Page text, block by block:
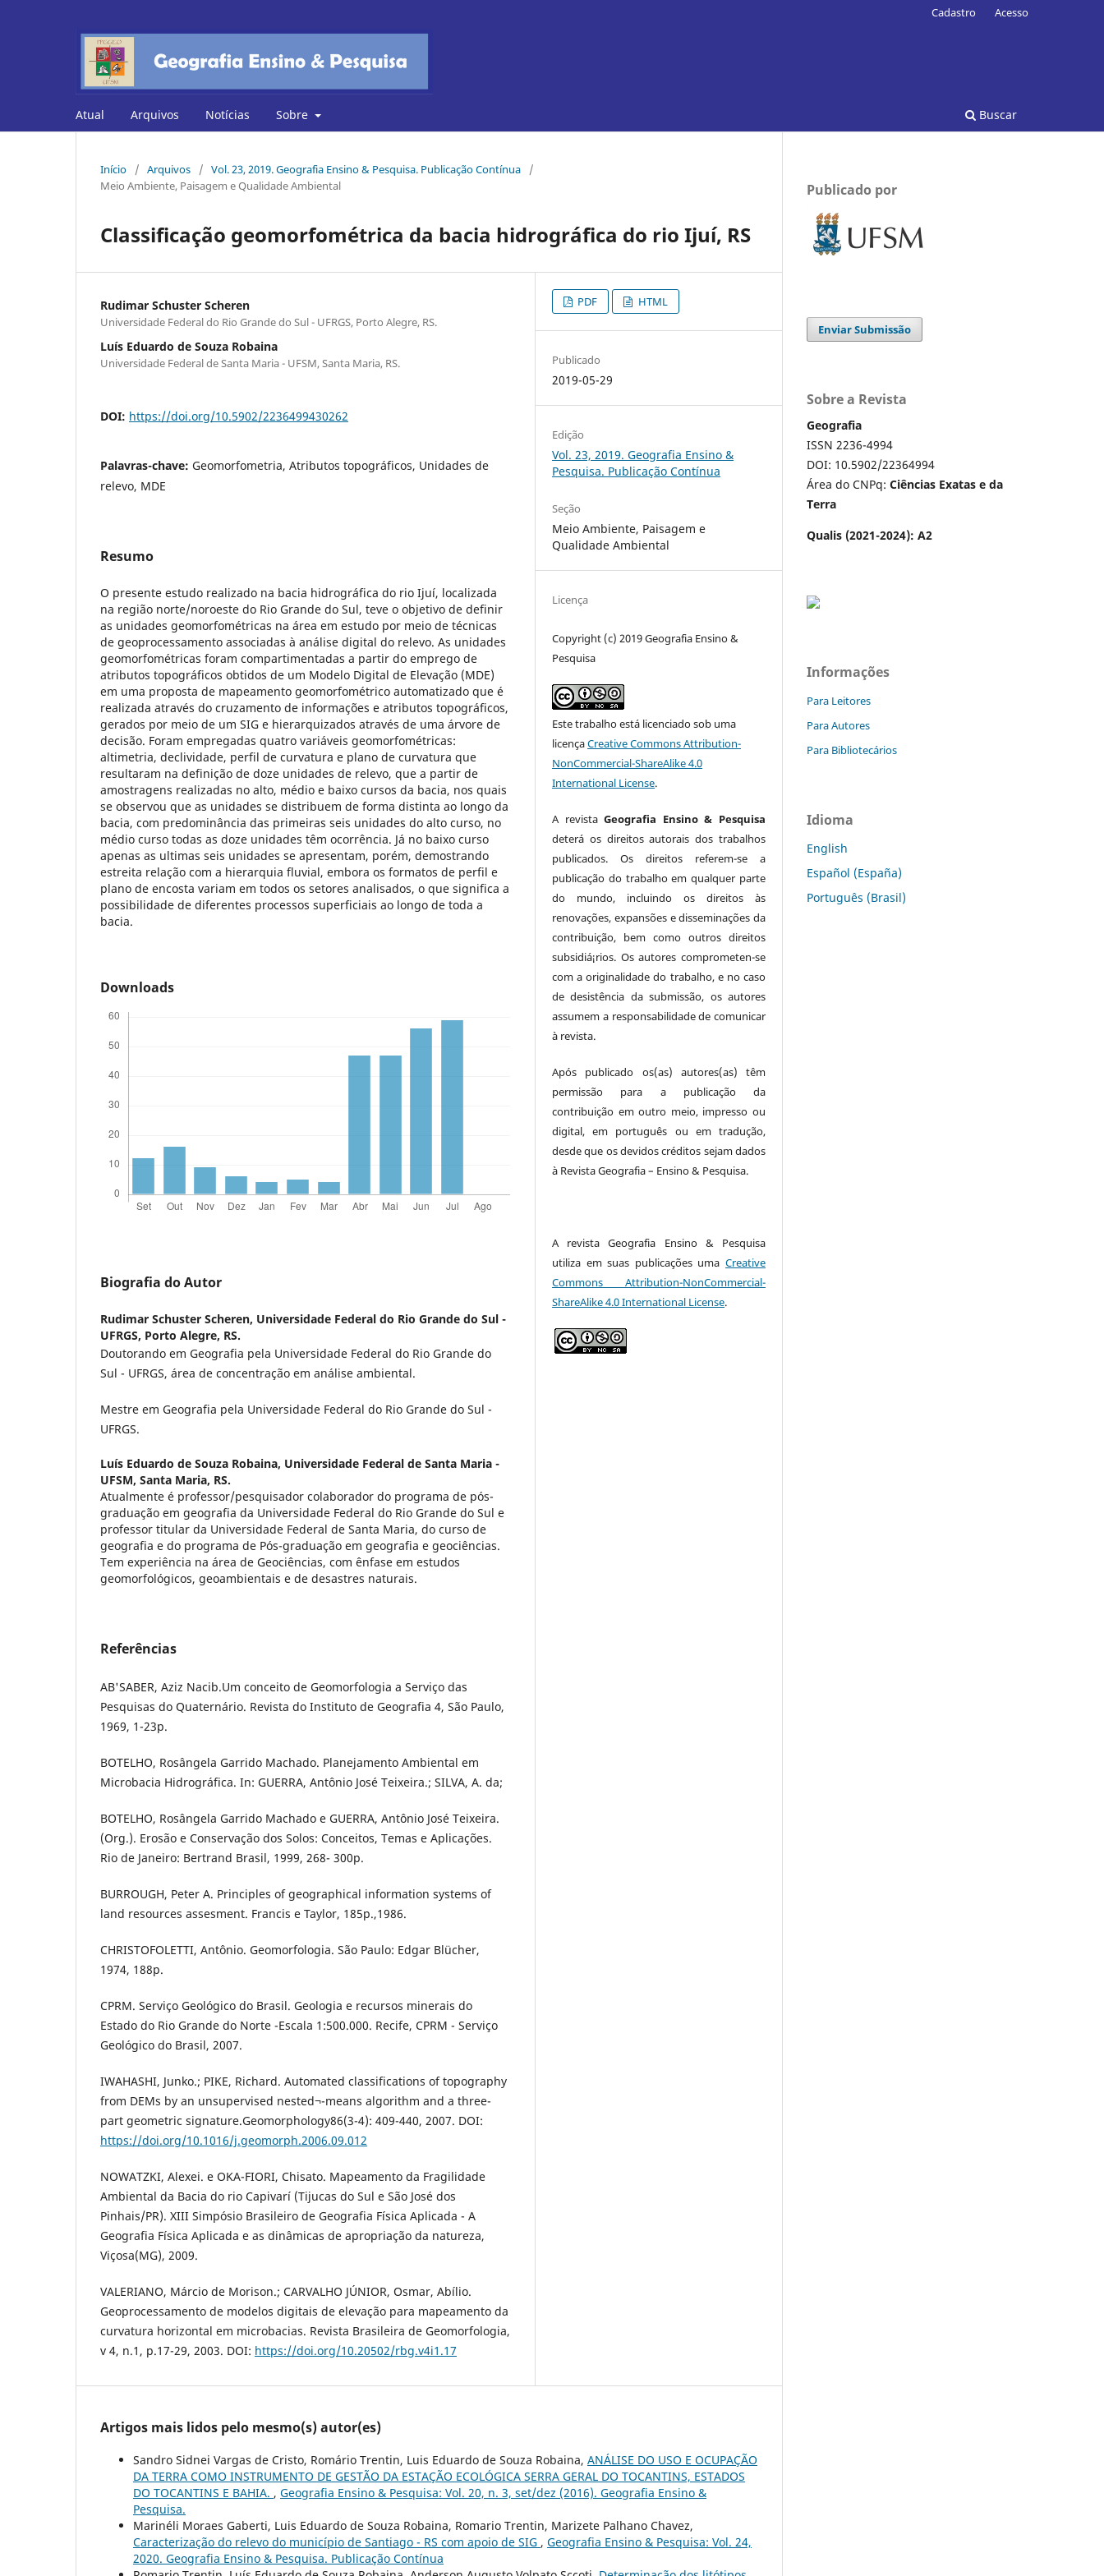
Atual Arquivos Notícias Sobre Buscar
Cadastro Acesso
Início / Arquivos / Vol. 23, 2019. Geografia Ensino & Pesquisa. Publicação Contínua
/
Meio Ambiente, Paisagem e Qualidade Ambiental
Classificação geomorfométrica da bacia hidrográfica do rio Ijuí, RS
Rudimar Schuster Scheren
Universidade Federal do Rio Grande do Sul - UFRGS, Porto Alegre, RS.
Luís Eduardo de Souza Robaina
Universidade Federal de Santa Maria - UFSM, Santa Maria, RS.
DOI: https://doi.org/10.5902/2236499430262
Palavras-chave: Geomorfometria, Atributos topográficos, Unidades de
relevo, MDE
Resumo
O presente estudo realizado na bacia hidrográfica do rio Ijuí, localizada
na região norte/noroeste do Rio Grande do Sul, teve o objetivo de definir
as unidades geomorfométricas na área em estudo por meio de técnicas
de geoprocessamento associadas à análise digital do relevo. As unidades
geomorfométricas foram compartimentadas a partir do emprego de
atributos topográficos obtidos de um Modelo Digital de Elevação (MDE)
em uma proposta de mapeamento geomorfométrico automatizado que é
realizada através do cruzamento de informações e atributos topográficos,
gerados por meio de um SIG e hierarquizados através de uma árvore de
decisão. Foram empregadas quatro variáveis geomorfométricas:
altimetria, declividade, perfil de curvatura e plano de curvatura que
resultaram na definição de doze unidades de relevo, que a partir de
amostragens realizadas no alto, médio e baixo cursos da bacia, nos quais
se observou que as unidades se distribuem de forma distinta ao longo da
bacia, com predominância das primeiras seis unidades do alto curso, no
médio curso todas as doze unidades têm ocorrência. Já no baixo curso
apenas as ultimas seis unidades se apresentam, porém, demostrando
estreita relação com a hierarquia fluvial, embora os formatos de perfil e
plano de encosta variam em todos os setores analisados, o que significa a
possibilidade de diferentes processos superficiais ao longo de toda a
bacia.
Downloads
Biografia do Autor
Rudimar Schuster Scheren, Universidade Federal do Rio Grande do Sul -
UFRGS, Porto Alegre, RS.
Doutorando em Geografia pela Universidade Federal do Rio Grande do
Sul - UFRGS, área de concentração em análise ambiental.
Mestre em Geografia pela Universidade Federal do Rio Grande do Sul -
UFRGS.
Luís Eduardo de Souza Robaina, Universidade Federal de Santa Maria -
UFSM, Santa Maria, RS.
Atualmente é professor/pesquisador colaborador do programa de pós-
graduação em geografia da Universidade Federal do Rio Grande do Sul e
professor titular da Universidade Federal de Santa Maria, do curso de
geografia e do programa de Pós-graduação em geografia e geociências.
Tem experiência na área de Geociências, com ênfase em estudos
geomorfológicos, geoambientais e de desastres naturais.
Referências
AB'SABER, Aziz Nacib.Um conceito de Geomorfologia a Serviço das
Pesquisas do Quaternário. Revista do Instituto de Geografia 4, São Paulo,
1969, 1-23p.
BOTELHO, Rosângela Garrido Machado. Planejamento Ambiental em
Microbacia Hidrográfica. In: GUERRA, Antônio José Teixeira.; SILVA, A. da;
BOTELHO, Rosângela Garrido Machado e GUERRA, Antônio José Teixeira.
(Org.). Erosão e Conservação dos Solos: Conceitos, Temas e Aplicações.
Rio de Janeiro: Bertrand Brasil, 1999, 268- 300p.
BURROUGH, Peter A. Principles of geographical information systems of
land resources assesment. Francis e Taylor, 185p.,1986.
CHRISTOFOLETTI, Antônio. Geomorfologia. São Paulo: Edgar Blücher,
1974, 188p.
CPRM. Serviço Geológico do Brasil. Geologia e recursos minerais do
Estado do Rio Grande do Norte -Escala 1:500.000. Recife, CPRM - Serviço
Geológico do Brasil, 2007.
IWAHASHI, Junko.; PIKE, Richard. Automated classifications of topography
from DEMs by an unsupervised nested¬-means algorithm and a three-
part geometric signature.Geomorphology86(3-4): 409-440, 2007. DOI:
https://doi.org/10.1016/j.geomorph.2006.09.012
NOWATZKI, Alexei. e OKA-FIORI, Chisato. Mapeamento da Fragilidade
Ambiental da Bacia do rio Capivarí (Tijucas do Sul e São José dos
Pinhais/PR). XIII Simpósio Brasileiro de Geografia Física Aplicada - A
Geografia Física Aplicada e as dinâmicas de apropriação da natureza,
Viçosa(MG), 2009.
VALERIANO, Márcio de Morison.; CARVALHO JÚNIOR, Osmar, Abílio.
Geoprocessamento de modelos digitais de elevação para mapeamento da
curvatura horizontal em microbacias. Revista Brasileira de Geomorfologia,
v 4, n.1, p.17-29, 2003. DOI: https://doi.org/10.20502/rbg.v4i1.17
PDF HTML
Publicado
2019-05-29
Edição
Vol. 23, 2019. Geografia Ensino &
Pesquisa. Publicação Contínua
Seção
Meio Ambiente, Paisagem e
Qualidade Ambiental
Licença
Copyright (c) 2019 Geografia Ensino &
Pesquisa
Este trabalho está licenciado sob uma
licençaCreative Commons Attribution-
NonCommercial-ShareAlike 4.0
International License.
A revistaGeografia Ensino & Pesquisa
deterá os direitos autorais dos trabalhos
publicados. Os direitos referem-se a
publicação do trabalho em qualquer parte
do mundo, incluindo os direitos às
renovações, expansões e disseminações da
contribuição, bem como outros direitos
subsidiá¡rios. Os autores comprometen-se
com a originalidade do trabalho, e no caso
de desistência da submissão, os autores
assumem a responsabilidade de comunicar
à revista.
Após publicado os(as) autores(as) têm
permissão para a publicação da
contribuição em outro meio, impresso ou
digital, em português ou em tradução,
desde que os devidos créditos sejam dados
à Revista Geografia – Ensino & Pesquisa.
A revista Geografia Ensino & Pesquisa
utiliza em suas publicações uma Creative
Commons Attribution-NonCommercial-
ShareAlike 4.0 International License.
Artigos mais lidos pelo mesmo(s) autor(es)
Sandro Sidnei Vargas de Cristo, Romário Trentin, Luis Eduardo de Souza Robaina, ANÁLISE DO USO E OCUPAÇÃO
DA TERRA COMO INSTRUMENTO DE GESTÃO DA ESTAÇÃO ECOLÓGICA SERRA GERAL DO TOCANTINS, ESTADOS
DO TOCANTINS E BAHIA. , Geografia Ensino & Pesquisa: Vol. 20, n. 3, set/dez (2016). Geografia Ensino &
Pesquisa.
Marinéli Moraes Gaberti, Luis Eduardo de Souza Robaina, Romario Trentin, Marizete Palhano Chavez,
Caracterização do relevo do município de Santiago - RS com apoio de SIG , Geografia Ensino & Pesquisa: Vol. 24,
2020. Geografia Ensino & Pesquisa. Publicação Contínua
Publicado por
Enviar Submissão
Sobre a Revista
Geografia
ISSN 2236-4994
DOI: 10.5902/22364994
Área do CNPq: Ciências Exatas e da
Terra
Qualis (2021-2024): A2
Informações
Para Leitores
Para Autores
Para Bibliotecários
Idioma
English
Español (España)
Português (Brasil)